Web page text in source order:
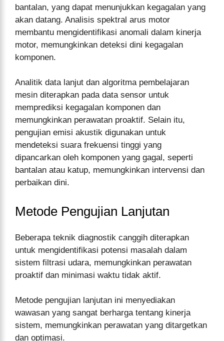
bantalan, yang dapat menunjukkan kegagalan yang
akan datang. Analisis spektral arus motor
membantu mengidentifikasi anomali dalam kinerja
motor, memungkinkan deteksi dini kegagalan
komponen.
Analitik data lanjut dan algoritma pembelajaran
mesin diterapkan pada data sensor untuk
memprediksi kegagalan komponen dan
memungkinkan perawatan proaktif. Selain itu,
pengujian emisi akustik digunakan untuk
mendeteksi suara frekuensi tinggi yang
dipancarkan oleh komponen yang gagal, seperti
bantalan atau katup, memungkinkan intervensi dan
perbaikan dini.
Metode Pengujian Lanjutan
Beberapa teknik diagnostik canggih diterapkan
untuk mengidentifikasi potensi masalah dalam
sistem filtrasi udara, memungkinkan perawatan
proaktif dan minimasi waktu tidak aktif.
Metode pengujian lanjutan ini menyediakan
wawasan yang sangat berharga tentang kinerja
sistem, memungkinkan perawatan yang ditargetkan
dan optimasi.